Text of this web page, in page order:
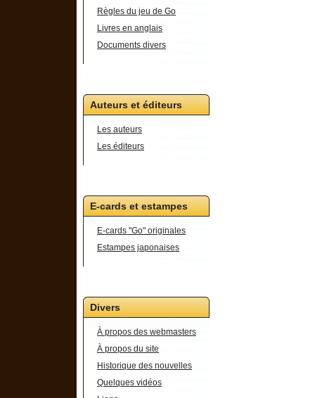
Règles du jeu de Go
Livres en anglais
Documents divers
Auteurs et éditeurs
Les auteurs
Les éditeurs
E-cards et estampes
E-cards "Go" originales
Estampes japonaises
Divers
À propos des webmasters
À propos du site
Historique des nouvelles
Quelques vidéos